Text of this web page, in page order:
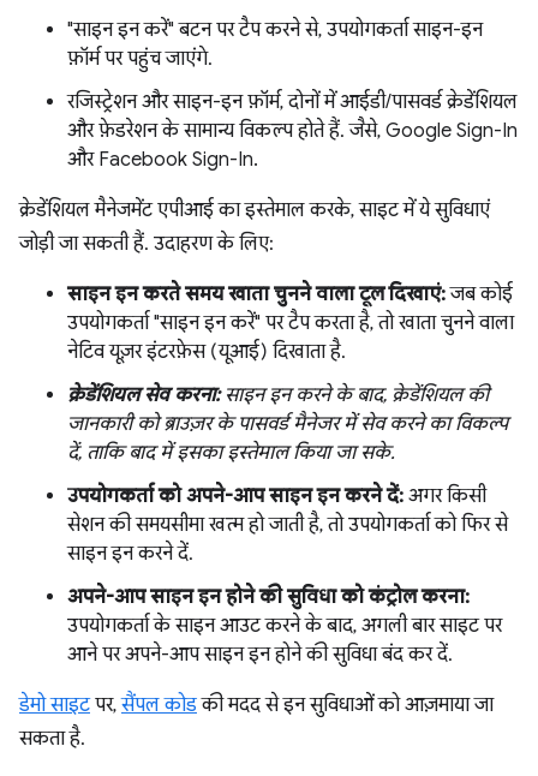
"साइन इन करें" बटन पर टैप करने से, उपयोगकर्ता साइन-इन
फ़ॉर्म पर पहुंच जाएंगे.
रजिस्ट्रेशन और साइन-इन फ़ॉर्म, दोनों में आईडी/पासवर्ड क्रेडेंशियल
और फ़ेडरेशन के सामान्य विकल्प होते हैं. जैसे, Google Sign-In
और Facebook Sign-In.
क्रेडेंशियल मैनेजमेंट एपीआई का इस्तेमाल करके, साइट में ये सुविधाएं
जोड़ी जा सकती हैं. उदाहरण के लिए:
साइन इन करते समय खाता चुनने वाला टूल दिखाएं:जब कोई
उपयोगकर्ता "साइन इन करें" पर टैप करता है, तो खाता चुनने वाला
नेटिव यूज़र इंटरफ़ेस (यूआई) दिखाता है.
क्रेडेंशियल सेव करना:साइन इन करने के बाद, क्रेडेंशियल की
जानकारी को ब्राउज़र के पासवर्ड मैनेजर में सेव करने का विकल्प
दें, ताकि बाद में इसका इस्तेमाल किया जा सके.
उपयोगकर्ता को अपने-आप साइन इन करने दें: अगर किसी
सेशन की समयसीमा खत्म हो जाती है, तो उपयोगकर्ता को फिर से
साइन इन करने दें.
अपने-आप साइन इन होने की सुविधा को कंट्रोल करना:
उपयोगकर्ता के साइन आउट करने के बाद, अगली बार साइट पर
आने पर अपने-आप साइन इन होने की सुविधा बंद कर दें.
डेमो साइटपर,सैंपल कोडकी मदद से इन सुविधाओं को आज़माया जा
सकता है.